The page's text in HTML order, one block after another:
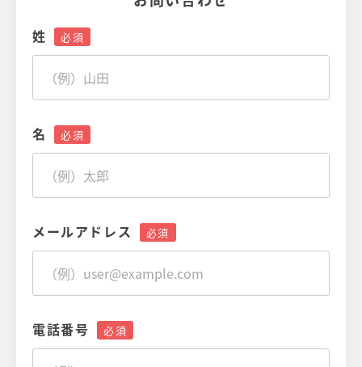
姓
名
メールアドレス
電話番号